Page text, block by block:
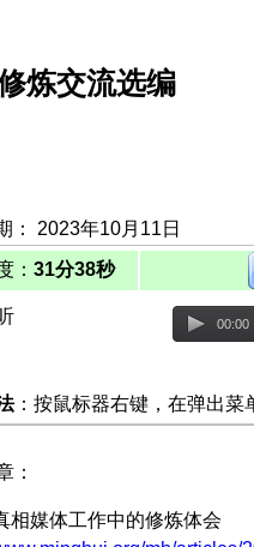
炼交流选编
： 2023年10月11日
： 31分38秒
00:00
：按鼠标器右键，在弹出菜
：
相媒体工作中的修炼体会